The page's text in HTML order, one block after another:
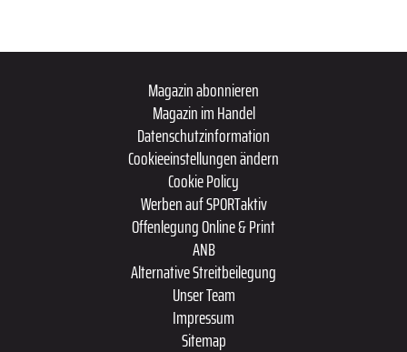
Magazin abonnieren
Magazin im Handel
Datenschutzinformation
Cookieeinstellungen ändern
Cookie Policy
Werben auf SPORTaktiv
Offenlegung Online & Print
ANB
Alternative Streitbeilegung
Unser Team
Impressum
Sitemap